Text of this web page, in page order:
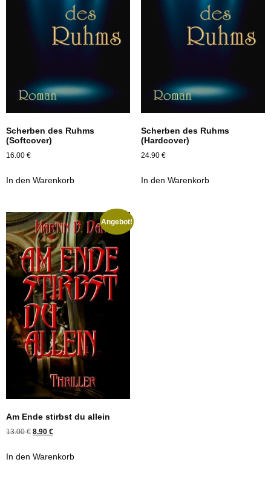
Scherben des Ruhms
(Softcover)
16.00 €
In den Warenkorb
Scherben des Ruhms
(Hardcover)
24.90 €
In den Warenkorb
Angebot!
Am Ende stirbst du allein
13.00€ 8.90 €
In den Warenkorb